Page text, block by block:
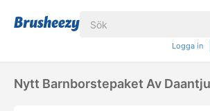
Logga in
Nytt Barnborstepaket Av